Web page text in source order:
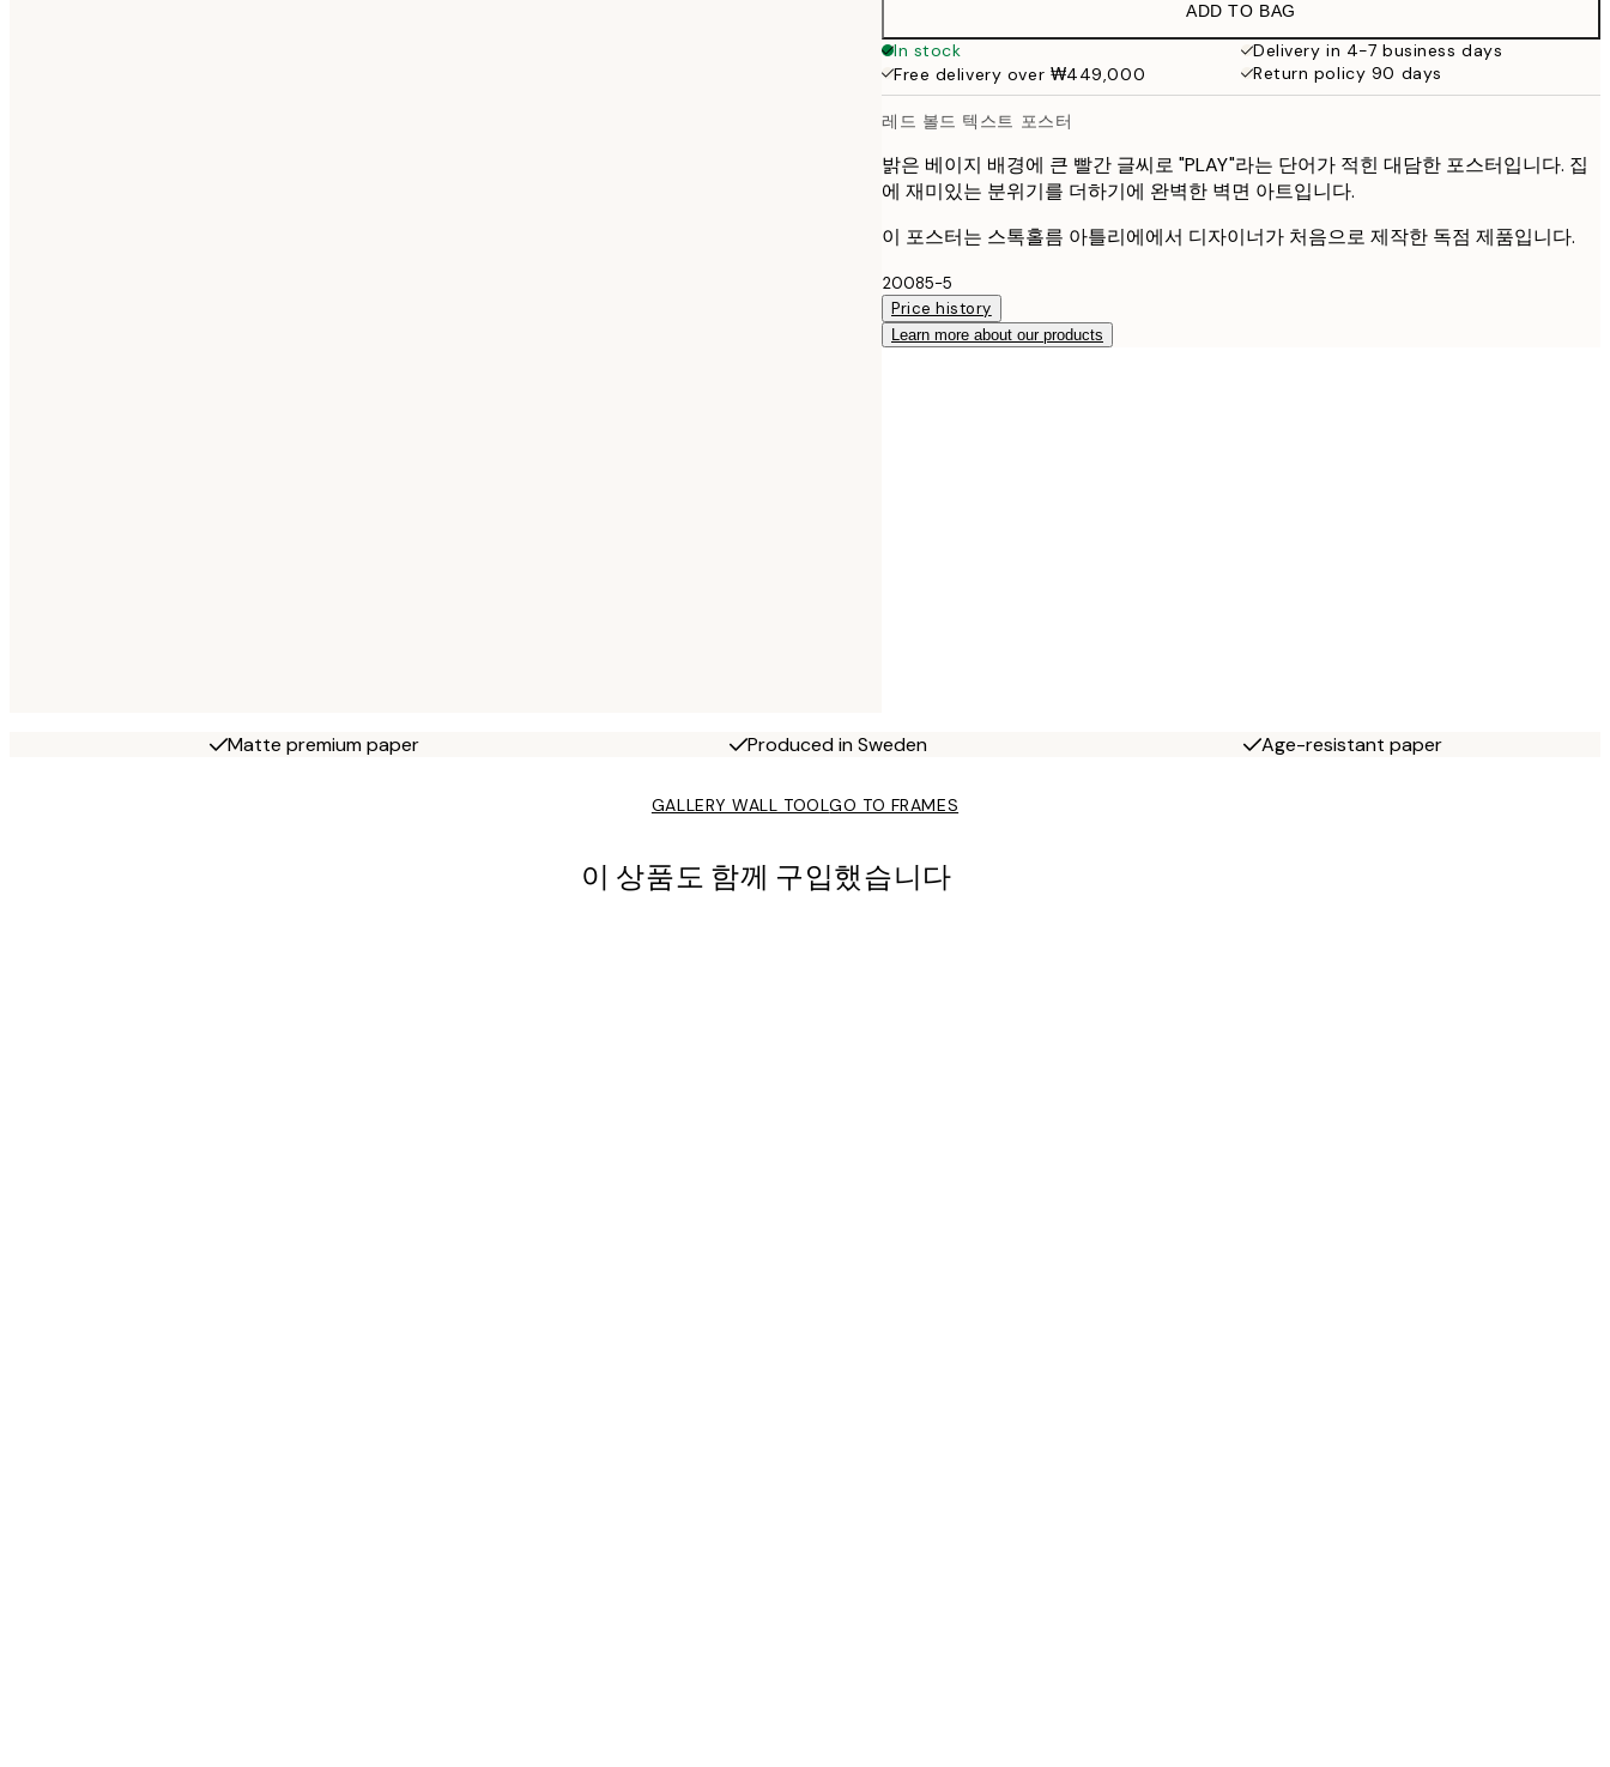
₩68,613
70x100 cm
₩82,363
ADD TO BAG
In stock
Delivery in 4-7 business days
Free delivery over ₩449,000
Return policy 90 days
레드 볼드 텍스트 포스터
밝은 베이지 배경에 큰 빨간 글씨로 "PLAY"라는 단어가 적힌 대담한 포스터입니다. 집
에 재미있는 분위기를 더하기에 완벽한 벽면 아트입니다.
이 포스터는 스톡홀름 아틀리에에서 디자이너가 처음으로 제작한 독점 제품입니다.
20085-5
Price history
Learn more about our products
Matte premium paper Produced in Sweden Age-resistant paper
GALLERY WALL TOOLGO TO FRAMES
이 상품도 함께 구입했습니다